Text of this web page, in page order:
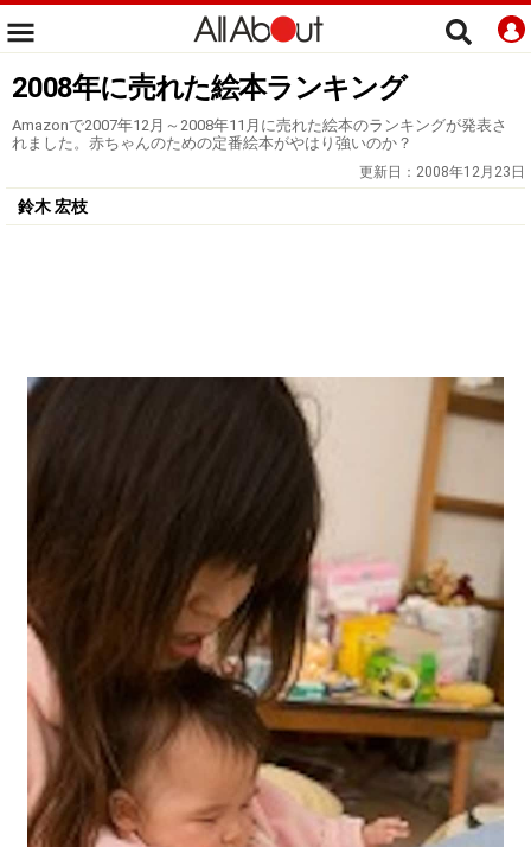
2008年に売れた絵本ランキング
Amazonで2007年12月～2008年11月に売れた絵本のランキングが発表さ
れました。赤ちゃんのための定番絵本がやはり強いのか？
更新日： 2008年12月23日
鈴木 宏枝